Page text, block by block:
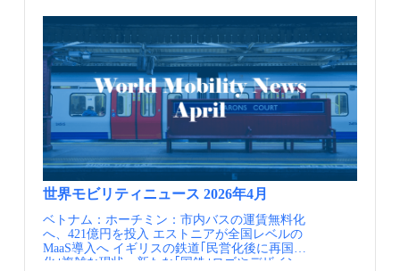
スはもちろんのこと、緑と触れ合えるレクリエ
ーション空間として、地域価値の向上に寄与し
ています。 これらは市民の生活に大きな変化を
もたらしただけでなく、新たな住宅開発にもつ
ながり地域の発展を支えています。様々な形で
地域に貢献したことで、ガイドウェイバスは地
域のシンボル的存在としても親しまれていま
す。 また、ガイドウェイバスの整備と併せて、
地元行政当局により都市の幹線的なバス路線の
サービス向上を図るため、「マンチェスターバ
ス優先プログラム」が2012年から2017年に実施
され、ガイドウェイバスもその一部として整備
されました。ガイドウェイ区間を利用してリー
及びアザートンからマンチェスター中心部を経
て王立病院まで至るV1及びV2系統はこのプログ
ラムによる整備路線の多くの部分を通行しま
す。ガイドウェイバスの整備が都市の広い範囲
のバスサービスの向上をリードした事例という
ーツモビリティハブはアーバンヴィレッジの考
え方を実現するため、単なる居住者用の駐車場
にとどまらない様々な機能を有しています。住
民および来客者用の駐車場を406台分確保しつ
つ、車を所有しなくても住みやすい地域とする
ため、カーシェア車両の駐車スペースを30台分
確保しています。同時に、地域のモビリティを
持続的なものとしていくことを狙い、150台分
の駐輪スペース、自転車の利用を促進するため
のシェアサイクル、更衣室やメンテナンス場を
備えたサイクルハブを併設しています。また、
英国内最大規模となる102台分のEV充電機を設
置するほか、400㎡を超える壁面緑化と400枚の
え、持続的な地域づくりに向けた工夫がされて
います。建物一階には先に述べたサイクルハブ
のほか、宅配ロッカーを設置して配送交通の削
減を図るなどの工夫もされています。あわせて
される方はJCOMMのWebページより、JCOMM
メーリングリストへの登録を行ってください。
JCOMMメーリングリスト配信内容・JCOMMニ
ューズレター（年4回） 日本のMMの実務と研
究に関わる様々な情報交換を支援することを目
的として、 一般社団法人 日本モビリティ・マ
ネジメント会議より配信するニューズレターで
す。・MM関連ニュース（毎月） 国内外のMM
関連の最新情報を一覧にしてお届けします。・
MM関連情報（不定期） 皆様よりいただいた
関連イベント等の情報を配信します。・JCOMM
関連情報 毎年開催しているJCOMMの大会情報
や参加情報をいち早くお届けします。
置され、通過交通の進入を抑制しています。ま
た、ナンバープレート認識カメラや道路標識に
より、LTNであることが明示されています。
LTNの導入は、まずロンドンに32ある自治区に
よって計画されます。自治区は交通量データや
地域住民の要望等に基づいて導入エリアを検討
し、短期間の実証実験や住民からの意見募集を
経て導入を決定します。LTNの導入を含む徒歩
や自転車利用の推進に対しては、TfL（ロンド
ン市交通局）や政府の基金を活用することが可
能です。特にコロナ禍の2020年には、社会的距
離の確保や、公共交通機関の利用を減らすこ
と、歩行者や自転車利用者向けに道路空間を再
はわずか7日前の通知だけでLTNを導入できるよ
うになりました。この措置により、2020年5月
～翌年4月の1年間で72のLTNが追加導入され、
ロンドンのLTN導入地域は大きく拡大しまし
世界モビリティニュース 2026年4月
ベトナム：ホーチミン：市内バスの運賃無料化
へ、421億円を投入 エストニアが全国レベルの
MaaS導入へ イギリスの鉄道｢民営化後に再国営
化｣複雑な現状 新たな｢国鉄｣ロゴやデザイン